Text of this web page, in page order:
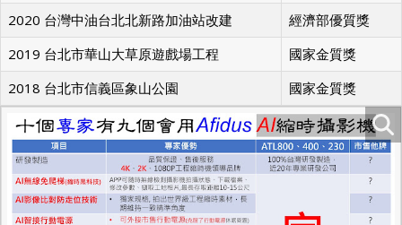
2020 台灣中油台北北新路加油站改建
經濟部優質獎
2019 台北市華山大草原遊戲場工程
國家金質獎
2018 台北市信義區象山公園
國家金質獎